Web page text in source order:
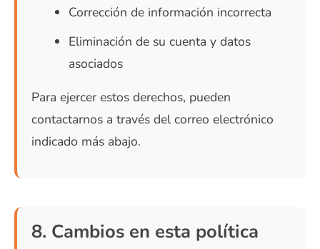
Corrección de información incorrecta
Eliminación de su cuenta y datos
asociados
Para ejercer estos derechos, pueden
contactarnos a través del correo electrónico
indicado más abajo.
8. Cambios en esta política